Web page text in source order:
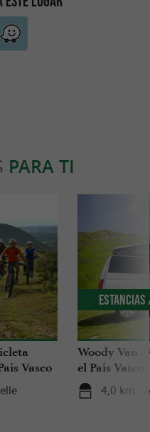
PARA TI
Vasco
Woody Van
el País Vasco
4,0 km -
Estancias